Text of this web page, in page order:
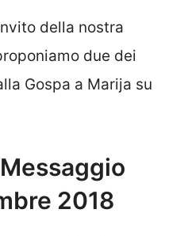
della nostra
due dei
Gospa a Marija su
2018